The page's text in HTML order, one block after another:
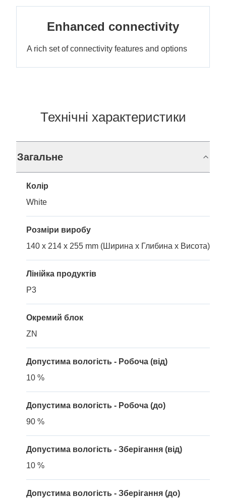
Enhanced connectivity
A rich set of connectivity features and options
Технічні характеристики
Загальне
Колір
White
Розміри виробу
140 x 214 x 255 mm (Ширина x Глибина x Висота)
Лінійка продуктів
P3
Окремий блок
ZN
Допустима вологість - Робоча (від)
10 %
Допустима вологість - Робоча (до)
90 %
Допустима вологість - Зберігання (від)
10 %
Допустима вологість - Зберігання (до)